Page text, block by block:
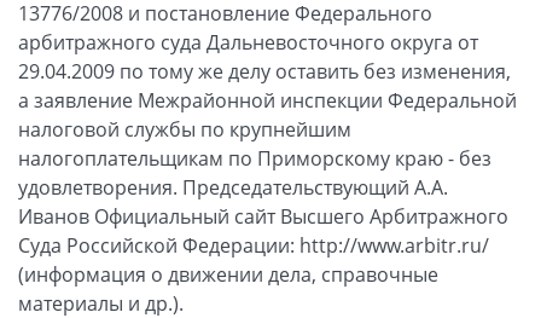
13776/2008 и постановление Федерального
арбитражного суда Дальневосточного округа от
29.04.2009 по тому же делу оставить без изменения,
а заявление Межрайонной инспекции Федеральной
налоговой службы по крупнейшим
налогоплательщикам по Приморскому краю - без
удовлетворения. Председательствующий А.А.
Иванов Официальный сайт Высшего Арбитражного
Суда Российской Федерации: http://www.arbitr.ru/
(информация о движении дела, справочные
материалы и др.).